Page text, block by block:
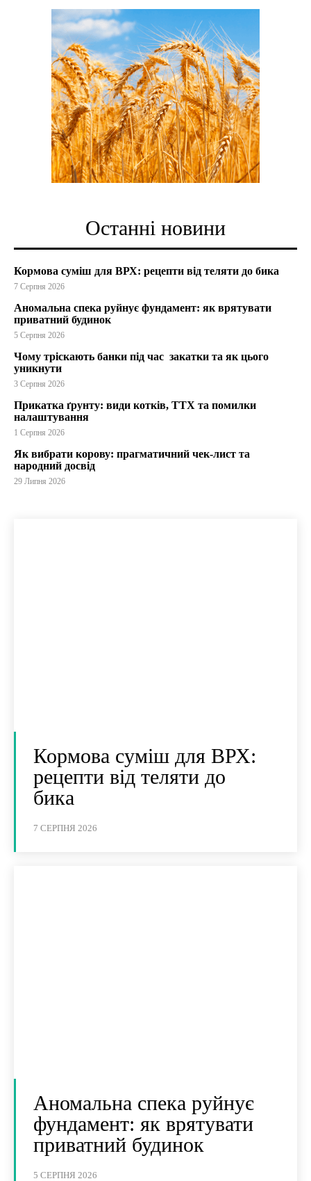
Останні новини
Кормова суміш для ВРХ: рецепти від теляти до бика
7 Серпня 2026
Аномальна спека руйнує фундамент: як врятувати
приватний будинок
5 Серпня 2026
Чому тріскають банки під час закатки та як цього
уникнути
3 Серпня 2026
Прикатка ґрунту: види котків, ТТХ та помилки
налаштування
1 Серпня 2026
Як вибрати корову: прагматичний чек-лист та
народний досвід
29 Липня 2026
Кормова суміш для ВРХ:
рецепти від теляти до
бика
7 СЕРПНЯ 2026
Аномальна спека руйнує
фундамент: як врятувати
приватний будинок
5 СЕРПНЯ 2026